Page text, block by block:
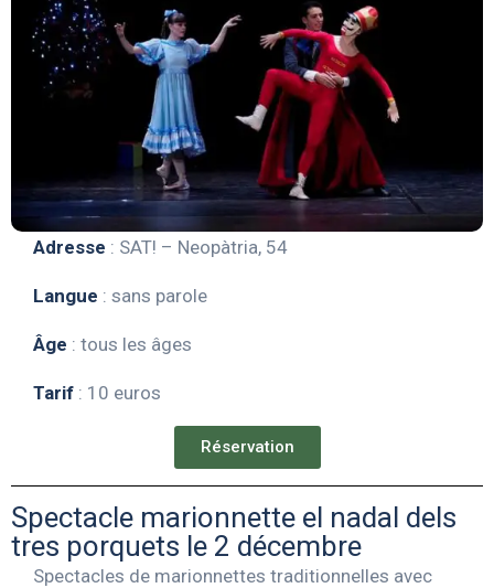
Adresse : SAT! – Neopàtria, 54
Langue : sans parole
Âge : tous les âges
Tarif : 10 euros
Réservation
Spectacle marionnette el nadal dels
tres porquets le 2 décembre
Spectacles de marionnettes traditionnelles avec